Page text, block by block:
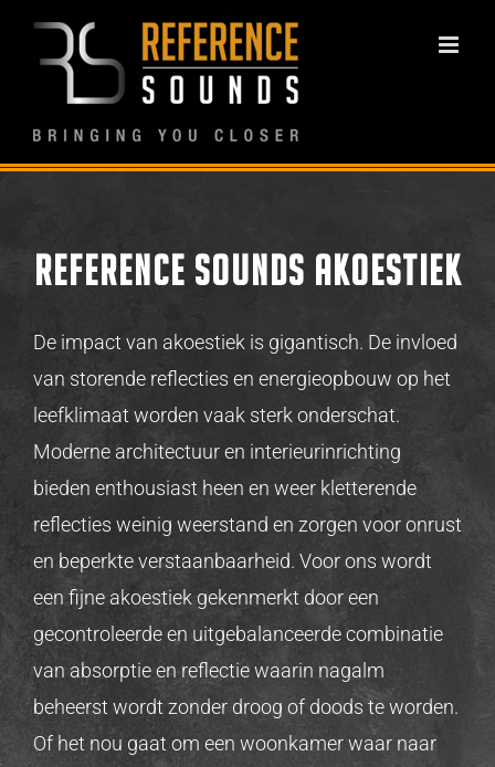
REFERENCE SOUNDS AKOESTIEK
De impact van akoestiek is gigantisch. De invloed
van storende reflecties en energieopbouw op het
leefklimaat worden vaak sterk onderschat.
Moderne architectuur en interieurinrichting
bieden enthousiast heen en weer kletterende
reflecties weinig weerstand en zorgen voor onrust
en beperkte verstaanbaarheid. Voor ons wordt
een fijne akoestiek gekenmerkt door een
gecontroleerde en uitgebalanceerde combinatie
van absorptie en reflectie waarin nagalm
beheerst wordt zonder droog of doods te worden.
Of het nou gaat om een woonkamer waar naar